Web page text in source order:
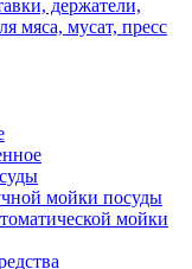
держатели,
мяса, мусат, пресс
мойки посуды
мойки